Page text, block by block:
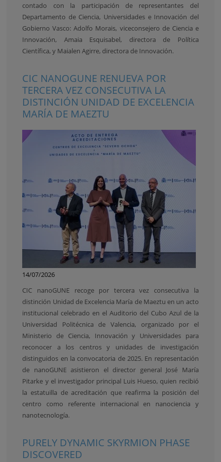
contado con la participación de representantes del
Departamento de Ciencia, Universidades e Innovación del
Gobierno Vasco: Adolfo Morais, viceconsejero de Ciencia e
Innovación, Amaia Esquisabel, directora de Política
Científica, y Maialen Agirre, directora de Innovación.
CIC NANOGUNE RENUEVA POR
TERCERA VEZ CONSECUTIVA LA
DISTINCIÓN UNIDAD DE EXCELENCIA
MARÍA DE MAEZTU
14/07/2026
CIC nanoGUNE recoge por tercera vez consecutiva la
distinción Unidad de Excelencia María de Maeztu en un acto
institucional celebrado en el Auditorio del Cubo Azul de la
Universidad Politécnica de Valencia, organizado por el
Ministerio de Ciencia, Innovación y Universidades para
reconocer a los centros y unidades de investigación
distinguidos en la convocatoria de 2025. En representación
de nanoGUNE asistieron el director general José María
Pitarke y el investigador principal Luis Hueso, quien recibió
la estatuilla de acreditación que reafirma la posición del
centro como referente internacional en nanociencia y
nanotecnología.
PURELY DYNAMIC SKYRMION PHASE
DISCOVERED